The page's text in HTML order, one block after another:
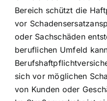
Bereich schützt die
vor
oder Sachschäden
beruflichen Umfeld
sich vor möglichen
von Kunden oder